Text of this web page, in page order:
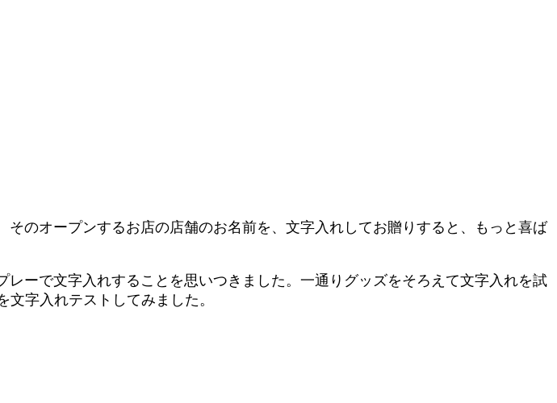
のオープンするお店の店舗のお名前を、文字入れしてお贈りすると、もっと喜ば
ーで文字入れすることを思いつきました。一通りグッズをそろえて文字入れを試
字入れテストしてみました。